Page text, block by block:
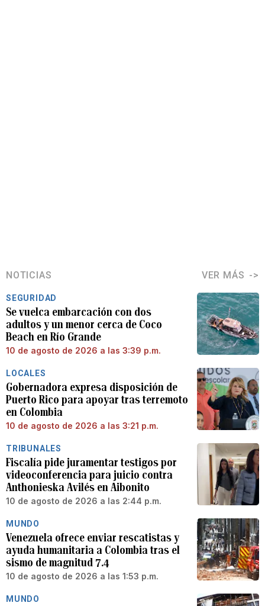
NOTICIAS VER MÁS
SEGURIDAD
Se vuelca embarcación con dos
adultos y un menor cerca de Coco
Beach en Río Grande
10 de agosto de 2026 a las 3:39 p.m.
LOCALES
Gobernadora expresa disposición de
Puerto Rico para apoyar tras terremoto
en Colombia
10 de agosto de 2026 a las 3:21 p.m.
TRIBUNALES
Fiscalía pide juramentar testigos por
videoconferencia para juicio contra
Anthonieska Avilés en Aibonito
10 de agosto de 2026 a las 2:44 p.m.
MUNDO
Venezuela ofrece enviar rescatistas y
ayuda humanitaria a Colombia tras el
sismo de magnitud 7.4
10 de agosto de 2026 a las 1:53 p.m.
MUNDO